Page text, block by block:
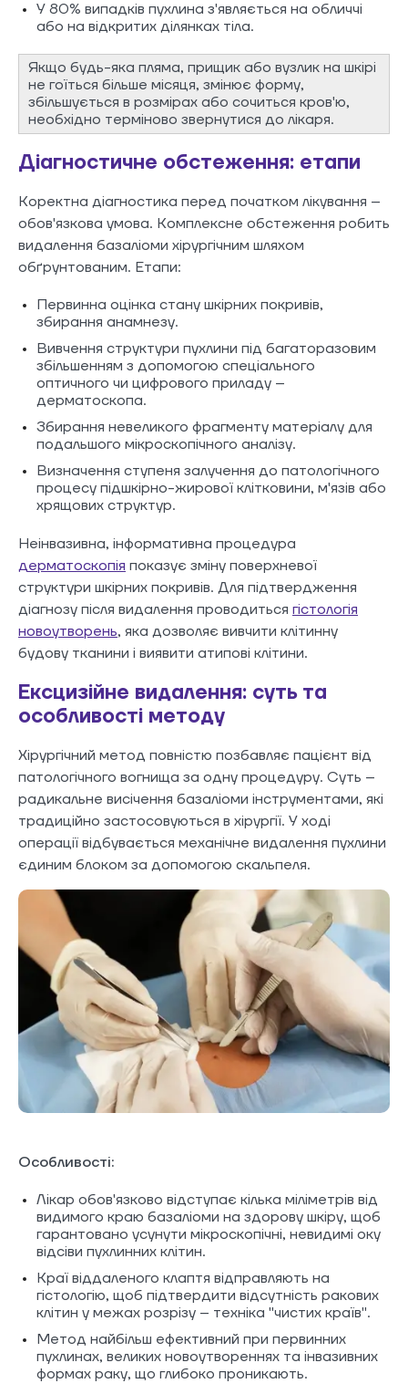
У 80% випадків пухлина з'являється на обличчі
або на відкритих ділянках тіла.
Якщо будь-яка пляма, прищик або вузлик на шкірі
не гоїться більше місяця, змінює форму,
збільшується в розмірах або сочиться кров'ю,
необхідно терміново звернутися до лікаря.
Діагностичне обстеження: етапи
Коректна діагностика перед початком лікування –
обов'язкова умова. Комплексне обстеження робить
видалення базаліоми хірургічним шляхом
обґрунтованим. Етапи:
Первинна оцінка стану шкірних покривів,
збирання анамнезу.
Вивчення структури пухлини під багаторазовим
збільшенням з допомогою спеціального
оптичного чи цифрового приладу –
дерматоскопа.
Збирання невеликого фрагменту матеріалу для
подальшого мікроскопічного аналізу.
Визначення ступеня залучення до патологічного
процесу підшкірно-жирової клітковини, м'язів або
хрящових структур.
Неінвазивна, інформативна процедура
дерматоскопія показує зміну поверхневої
структури шкірних покривів. Для підтвердження
діагнозу після видалення проводиться гістологія
новоутворень, яка дозволяє вивчити клітинну
будову тканини і виявити атипові клітини.
Ексцизійне видалення: суть та
особливості методу
Хірургічний метод повністю позбавляє пацієнт від
патологічного вогнища за одну процедуру. Суть –
радикальне висічення базаліоми інструментами, які
традиційно застосовуються в хірургії. У ході
операції відбувається механічне видалення пухлини
єдиним блоком за допомогою скальпеля.
Особливості:
Лікар обов'язково відступає кілька міліметрів від
видимого краю базаліоми на здорову шкіру, щоб
гарантовано усунути мікроскопічні, невидимі оку
відсіви пухлинних клітин.
Краї віддаленого клаптя відправляють на
гістологію, щоб підтвердити відсутність ракових
клітин у межах розрізу – техніка "чистих країв".
Метод найбільш ефективний при первинних
пухлинах, великих новоутвореннях та інвазивних
формах раку, що глибоко проникають.